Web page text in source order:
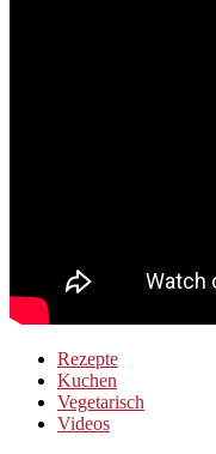
Rezepte
Kuchen
Vegetarisch
Videos